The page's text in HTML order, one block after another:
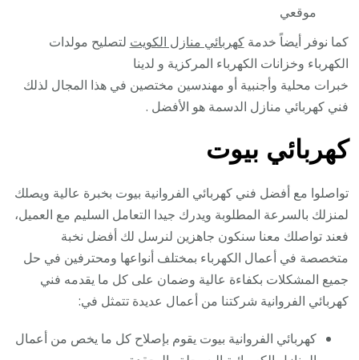
موقعي
كما نوفر أيضاً خدمةكهربائي منازل الكويت لتصليح مولدات
الكهرباء وخزانات الكهرباء المركزية و لدينا
خبرات محلية وأجنبية أو مهندسين مختصين في هذا المجال لذلك
فني كهربائي منازل الدسمة هو الأفضل .
كهربائي بيوت
تواصلوا مع أفضل فني كهربائي الفروانية بيوت بخبرة عالية ويصلك
لمنزلك بالسرعة المطلوبة ويدرك جيدا التعامل السليم مع العميل،
فعند تواصلك معنا سنكون جاهزين لنرسل لك أفضل نخبة
متخصصة في أعمال الكهرباء بمختلف أنواعها ومحترفين في حل
جميع المشكلات بكفاءة عالية وضمان على كل ما يقدمه فني
كهربائي الفروانية شركتنا من أعمال عديدة تتمثل في:
كهربائي الفروانية بيوت يقوم بإصلاح كل ما يخص من أعمال